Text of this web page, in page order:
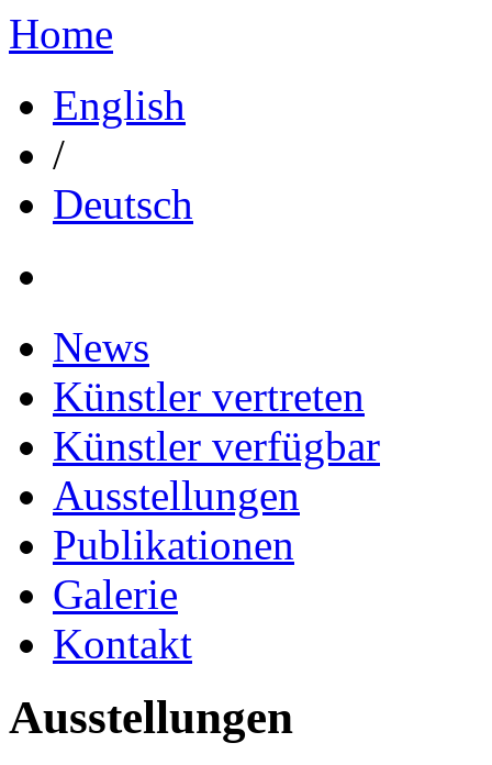
Home
English
/
Deutsch
News
Künstler vertreten
Künstler verfügbar
Ausstellungen
Publikationen
Galerie
Kontakt
Ausstellungen